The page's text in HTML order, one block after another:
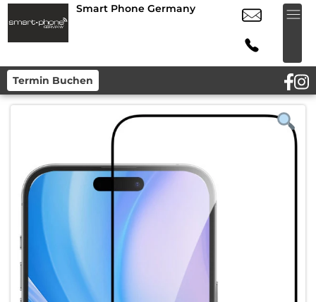
Smart Phone Germany
Termin Buchen